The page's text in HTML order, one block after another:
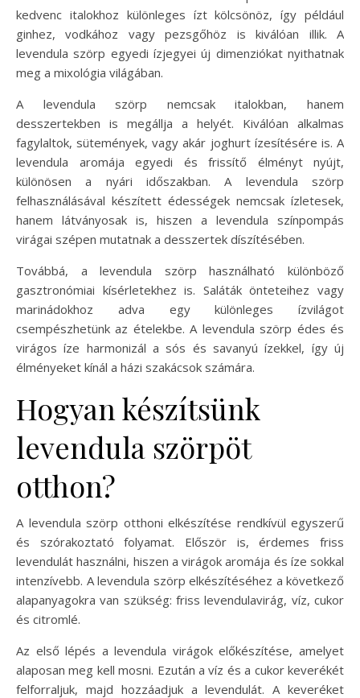
kedvenc italokhoz különleges ízt kölcsönöz, így például
ginhez, vodkához vagy pezsgőhöz is kiválóan illik. A
levendula szörp egyedi ízjegyei új dimenziókat nyithatnak
meg a mixológia világában.
A levendula szörp nemcsak italokban, hanem
desszertekben is megállja a helyét. Kiválóan alkalmas
fagylaltok, sütemények, vagy akár joghurt ízesítésére is. A
levendula aromája egyedi és frissítő élményt nyújt,
különösen a nyári időszakban. A levendula szörp
felhasználásával készített édességek nemcsak ízletesek,
hanem látványosak is, hiszen a levendula színpompás
virágai szépen mutatnak a desszertek díszítésében.
Továbbá, a levendula szörp használható különböző
gasztronómiai kísérletekhez is. Saláták önteteihez vagy
marinádokhoz adva egy különleges ízvilágot
csempészhetünk az ételekbe. A levendula szörp édes és
virágos íze harmonizál a sós és savanyú ízekkel, így új
élményeket kínál a házi szakácsok számára.
Hogyan készítsünk
levendula szörpöt
otthon?
A levendula szörp otthoni elkészítése rendkívül egyszerű
és szórakoztató folyamat. Először is, érdemes friss
levendulát használni, hiszen a virágok aromája és íze sokkal
intenzívebb. A levendula szörp elkészítéséhez a következő
alapanyagokra van szükség: friss levendulavirág, víz, cukor
és citromlé.
Az első lépés a levendula virágok előkészítése, amelyet
alaposan meg kell mosni. Ezután a víz és a cukor keverékét
felforraljuk, majd hozzáadjuk a levendulát. A keveréket